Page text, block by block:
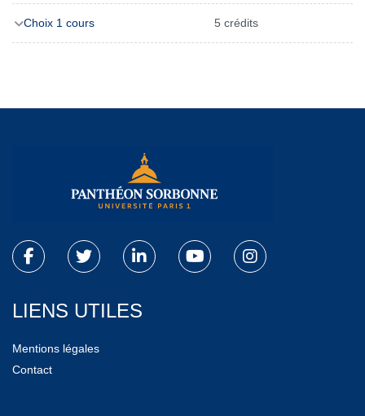
Choix 1 cours 5 crédits
LIENS UTILES
Mentions légales
Contact